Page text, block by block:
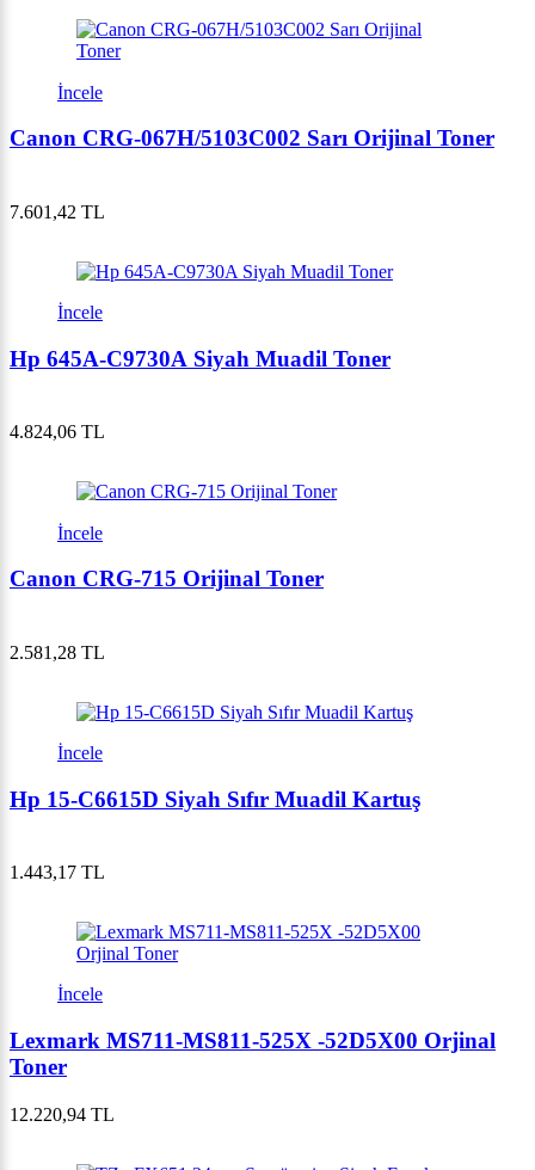
İncele
Canon CRG-067H/5103C002 Sarı Orijinal Toner
7.601,42 TL
İncele
Hp 645A-C9730A Siyah Muadil Toner
4.824,06 TL
İncele
Canon CRG-715 Orijinal Toner
2.581,28 TL
İncele
Hp 15-C6615D Siyah Sıfır Muadil Kartuş
1.443,17 TL
İncele
Lexmark MS711-MS811-525X -52D5X00 Orjinal
Toner
12.220,94 TL